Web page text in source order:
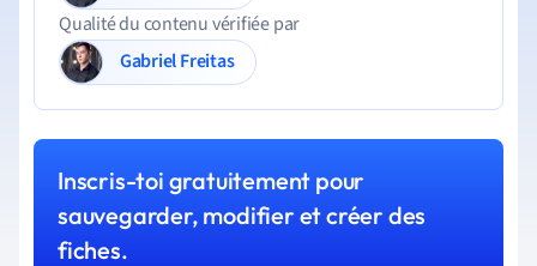
Qualité du contenu vérifiée par
Gabriel Freitas
Inscris-toi gratuitement pour
sauvegarder, modifier et créer des
fiches.